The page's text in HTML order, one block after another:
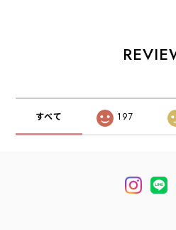
MEN'S/LADY'S
ス・国産・
/
すべて 197